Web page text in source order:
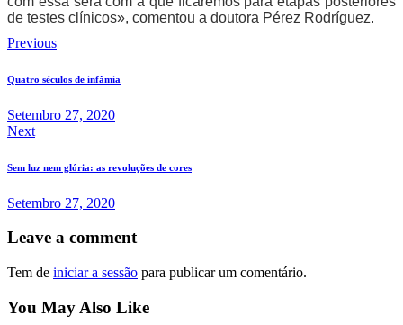
de testes clínicos», comentou a doutora Pérez Rodríguez.
Navegação
de
Previous
Quatro séculos de infâmia
Setembro 27, 2020
Next
Sem luz nem glória: as revoluções de cores
Setembro 27, 2020
Leave a comment
Tem de iniciar a sessão para publicar um comentário.
You May Also Like